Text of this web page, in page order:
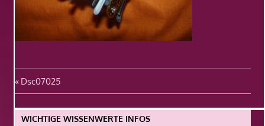
Beitragsnavigation
Vorheriger
Beitrag:
Dsc07025
WICHTIGE WISSENWERTE INFOS